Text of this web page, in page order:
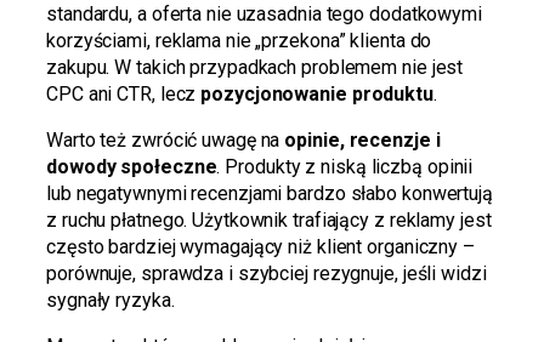
standardu, a oferta nie uzasadnia tego dodatkowymi
korzyściami, reklama nie „przekona” klienta do
zakupu. W takich przypadkach problemem nie jest
CPC ani CTR, lecz pozycjonowanie produktu.
Warto też zwrócić uwagę na opinie, recenzje i
dowody społeczne. Produkty z niską liczbą opinii
lub negatywnymi recenzjami bardzo słabo konwertują
z ruchu płatnego. Użytkownik trafiający z reklamy jest
często bardziej wymagający niż klient organiczny –
porównuje, sprawdza i szybciej rezygnuje, jeśli widzi
sygnały ryzyka.